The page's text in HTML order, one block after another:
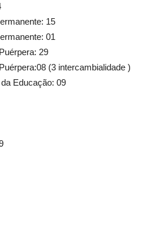
15
01
29
(3 intercambialidade )
Educação: 09